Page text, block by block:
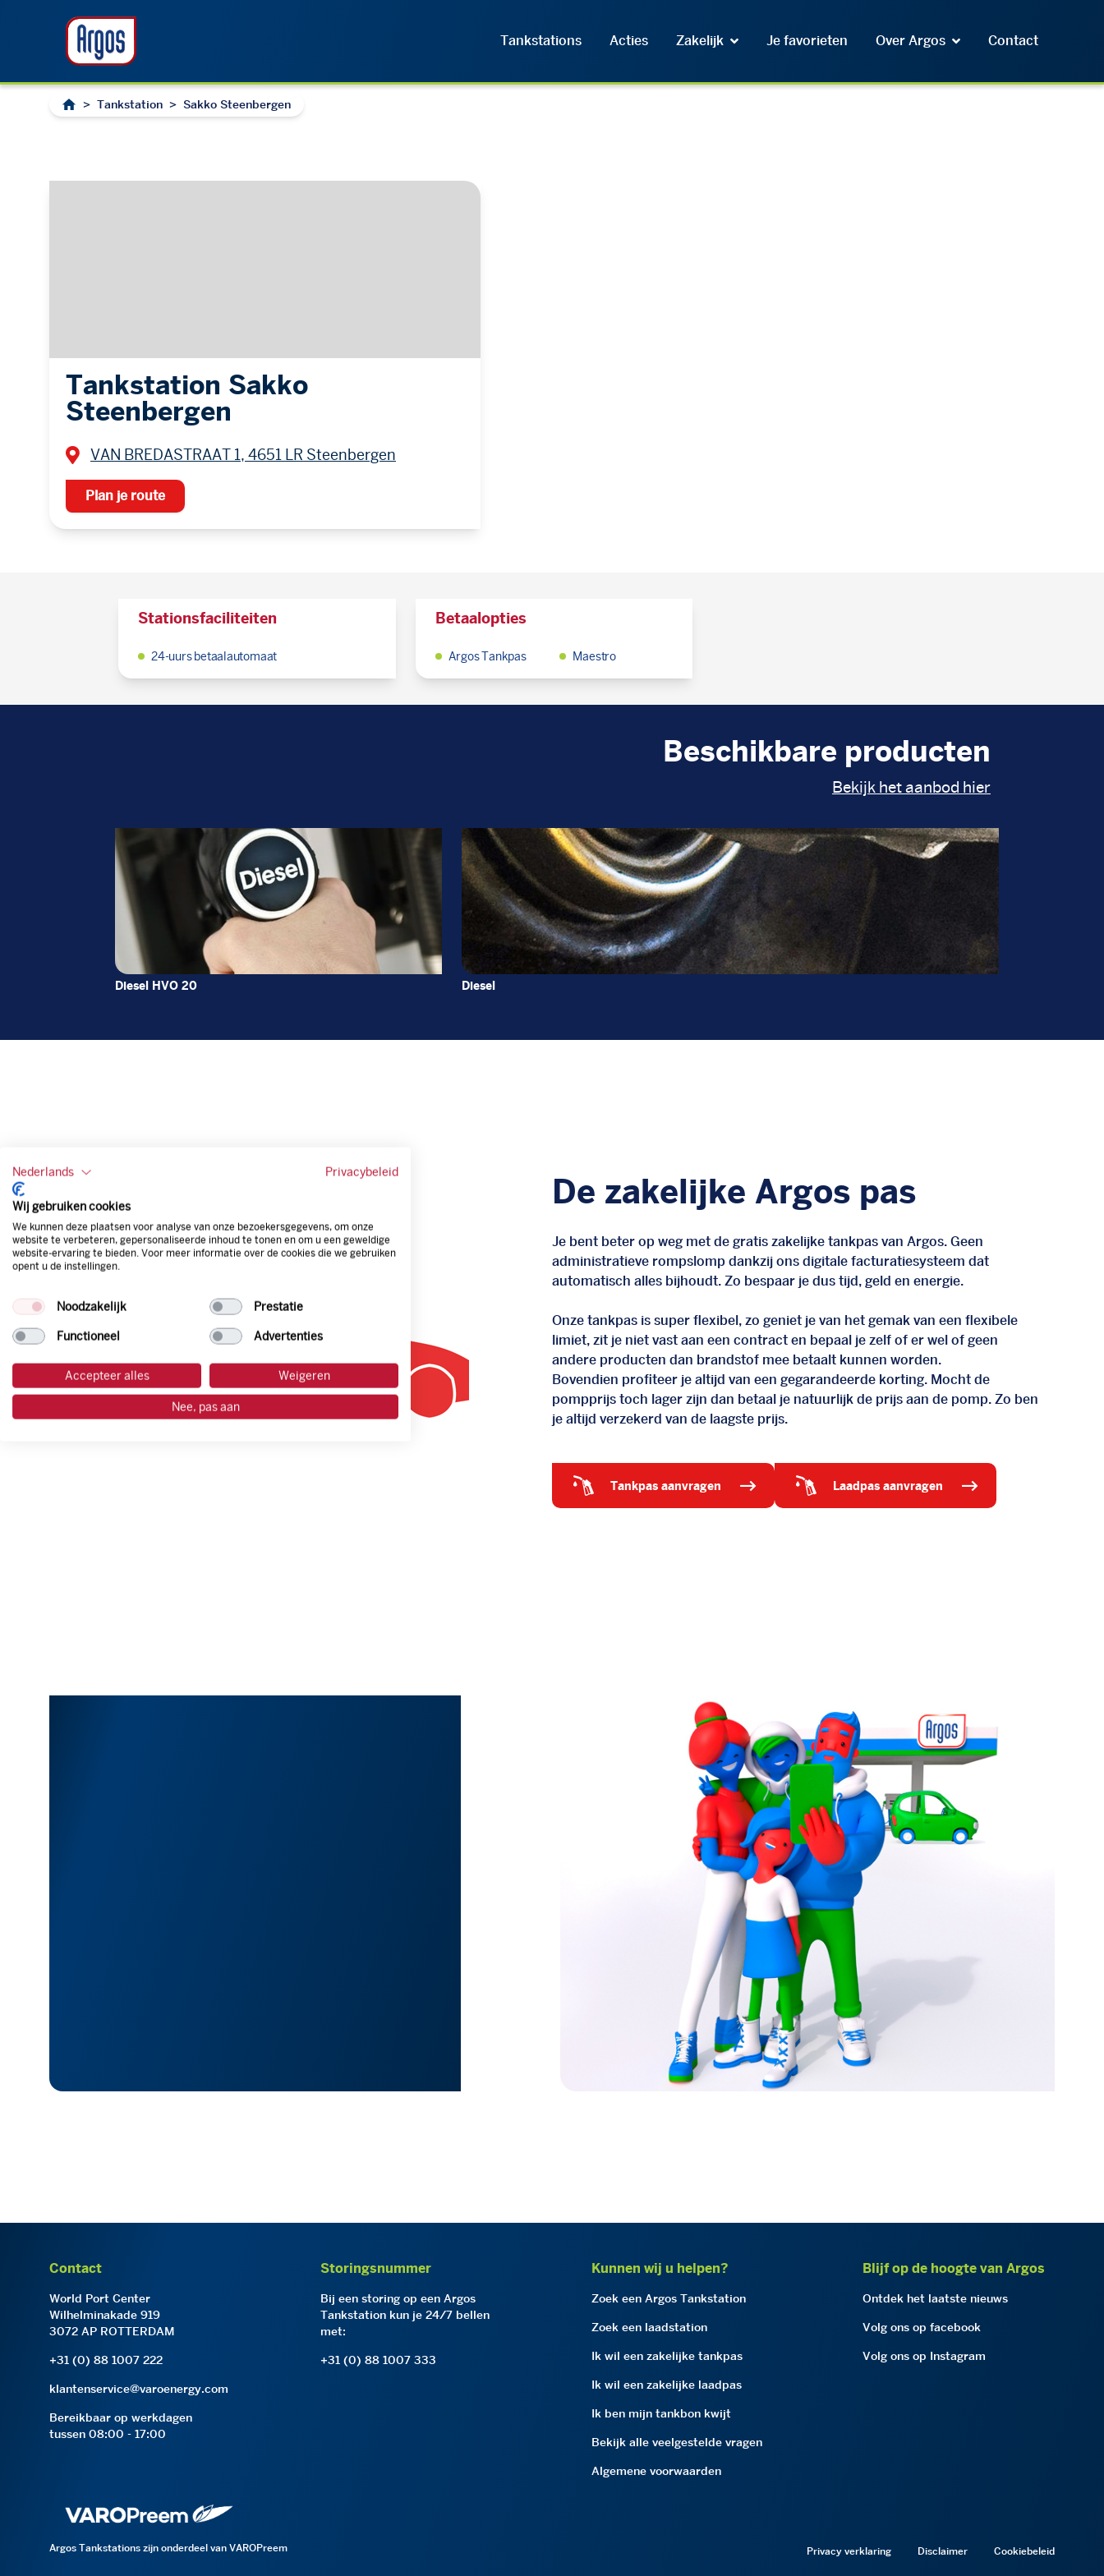
Tankstations Acties Zakelijk Je favorieten Over Argos Contact
> Tankstation > Sakko Steenbergen
Tankstation Sakko
Steenbergen
VAN BREDASTRAAT 1, 4651 LR Steenbergen
Plan je route
Stationsfaciliteiten
24-uurs betaalautomaat
Betaalopties
Argos Tankpas Maestro
Beschikbare producten
Bekijk het aanbod hier
Diesel HVO 20 Diesel
De zakelijke Argos pas
Je bent beter op weg met de gratis zakelijke tankpas van Argos. Geen
administratieve rompslomp dankzij ons digitale facturatiesysteem dat
automatisch alles bijhoudt. Zo bespaar je dus tijd, geld en energie.
Onze tankpas is super flexibel, zo geniet je van het gemak van een flexibele
limiet, zit je niet vast aan een contract en bepaal je zelf of er wel of geen
andere producten dan brandstof mee betaalt kunnen worden.
Bovendien profiteer je altijd van een gegarandeerde korting. Mocht de
pompprijs toch lager zijn dan betaal je natuurlijk de prijs aan de pomp. Zo ben
je altijd verzekerd van de laagste prijs.
tankpas aanvragen laadpas aanvragen
Contact
World Port Center
Wilhelminakade 919
3072 AP ROTTERDAM
+31 (0) 88 1007 222
klantenservice@varoenergy.com
Bereikbaar op werkdagen
tussen 08:00 - 17:00
Storingsnummer
Bij een storing op een Argos
Tankstation kun je 24/7 bellen
met:
+31 (0) 88 1007 333
Kunnen wij u helpen?
Zoek een Argos Tankstation
Zoek een laadstation
Ik wil een zakelijke tankpas
Ik wil een zakelijke laadpas
Ik ben mijn tankbon kwijt
Bekijk alle veelgestelde vragen
Algemene voorwaarden
Blijf op de hoogte van Argos
Ontdek het laatste nieuws
Volg ons op facebook
Volg ons op Instagram
Argos Tankstations zijn onderdeel van VAROPreem Privacy verklaring Disclaimer Cookiebeleid
Nederlands Privacybeleid
Wij gebruiken cookies
We kunnen deze plaatsen voor analyse van onze bezoekersgegevens, om onze
website te verbeteren, gepersonaliseerde inhoud te tonen en om u een geweldige
website-ervaring te bieden. Voor meer informatie over de cookies die we gebruiken
opent u de instellingen.
Noodzakelijk Prestatie
Functioneel Advertenties
Accepteer alles Weigeren
Nee, pas aan